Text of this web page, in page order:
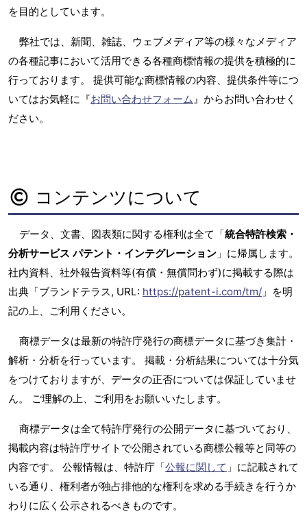
を目的としています。
弊社では、新聞、雑誌、ウェブメディア等の様々なメディア
の各種記事において活用できる各種商標情報の提供を積極的に
行っております。 提供可能な商標情報の内容、提供条件等につ
いてはお気軽に『お問い合わせフォーム 』からお問い合わせく
ださい。
コンテンツについて
データ、文書、図表類に関する権利は全て「統合特許検索・
分析サービス パテント・インテグレーション 」に帰属します。
社内資料、社外報告資料等(有償・無償問わず)に掲載する際は
出典「ブランドテラス, URL: https://patent-i.com/tm/ 」を明
記の上、ご利用ください。
商標データは最新の特許庁発行の商標データに基づき集計・
解析・分析を行っています。 掲載・分析結果については十分気
をつけておりますが、データの正否については保証していませ
ん。 ご理解の上、ご利用をお願いいたします。
商標データは全て特許庁発行の公開データに基づいており、
掲載内容は特許庁サイトで公開されている商標公報等と同等の
内容です。 公報情報は、特許庁「公報に関して 」に記載されて
いる通り、権利者が独占排他的な権利を求める手続きを行うか
わりに広く公示されるべきものです。